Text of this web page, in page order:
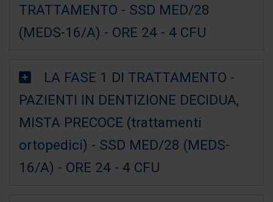
TRATTAMENTO - SSD MED/28
(MEDS-16/A) - ORE 24 - 4 CFU
LA FASE 1 DI TRATTAMENTO -
PAZIENTI IN DENTIZIONE DECIDUA,
MISTA PRECOCE (trattamenti
ortopedici) - SSD MED/28 (MEDS-
16/A) - ORE 24 - 4 CFU